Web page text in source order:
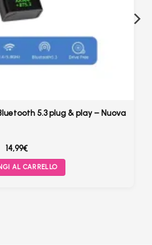
5.3 plug & play – Nuova
14,99€
AL CARRELLO